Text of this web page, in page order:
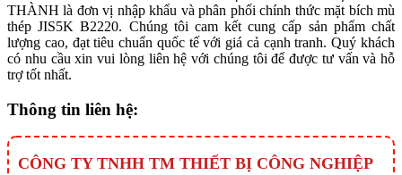
THÀNH là đơn vị nhập khẩu và phân phối chính thức mặt bích mù
thép JIS5K B2220. Chúng tôi cam kết cung cấp sản phẩm chất
lượng cao, đạt tiêu chuẩn quốc tế với giá cả cạnh tranh. Quý khách
có nhu cầu xin vui lòng liên hệ với chúng tôi để được tư vấn và hỗ
trợ tốt nhất.
Thông tin liên hệ:
CÔNG TY TNHH TM THIẾT BỊ CÔNG NGHIỆP